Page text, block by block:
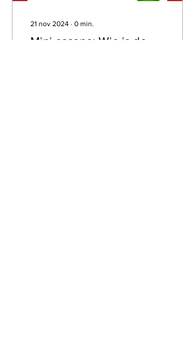
21 nov 2024 ∙ 0 min.
Mini escape: Wie is de